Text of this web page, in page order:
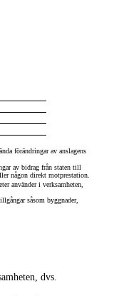
förändringar av anslagens
av bidrag från staten till
någon direkt motprestation.
använder i verksamheten,
såsom byggnader,
dvs.